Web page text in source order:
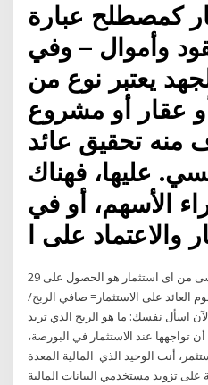
كمصطلح عبارة
وأموال – وفي
يعتبر نوع من
عقار أو مشروع
منه تحقيق عائد
عليها، فهناك
الأسهم، أو في
والاعتماد على ا
29 آذار (مارس) 2018 الهدف الرئيسى من اى استثمار هو الحصول على
العائد على الاستثمار= صافي الربح/
اسأل نفسك: ما هو الربح الذي تريد
تواجهها عند الاستثمار في البورصة،
أنت الوحيد الذي المالية المعدة
تزويد مستخدمي البيانات المالية